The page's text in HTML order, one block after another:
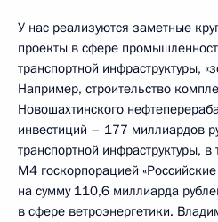
У нас реализуются заметные
проекты в сфере
транспортной инфраструктуры,
Например, строительство
Новошахтинского
инвестиций – 177 миллиардов
транспортной инфраструктуры,
М4 госкорпорацией
на сумму 110,6 миллиарда
в сфере ветроэнергетики.